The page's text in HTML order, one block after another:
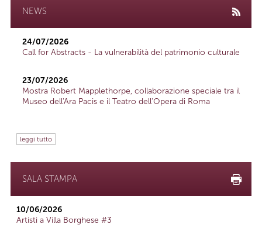
NEWS
24/07/2026
Call for Abstracts - La vulnerabilità del patrimonio culturale
23/07/2026
Mostra Robert Mapplethorpe, collaborazione speciale tra il
Museo dell'Ara Pacis e il Teatro dell'Opera di Roma
leggi tutto
SALA STAMPA
10/06/2026
Artisti a Villa Borghese #3